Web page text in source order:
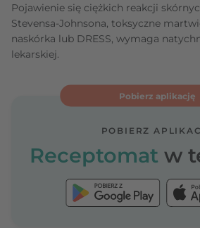
Pojawienie się ciężkich reakcji
Stevensa-Johnsona, toksyczne
naskórka lub DRESS, wymaga
lekarskiej.
Pobierz aplikację
POBIERZ
Receptomat w